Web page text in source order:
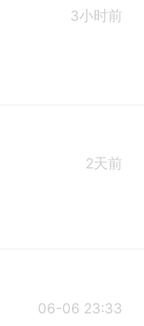
3小时前
2天前
06-06 23:33